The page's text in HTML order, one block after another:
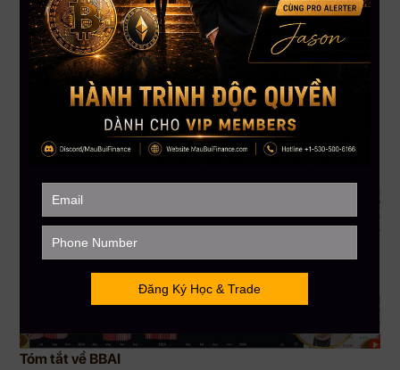
lên nếu có catalyst mạnh.
Chiến lược giao dịch:
Nếu giá giữ vững 0.60 USD và xuất hiện mô hình đảo
chiều, có thể cân nhắc bắt đáy.
Nếu có tin tức tích cực, giá có thể bật mạnh, nhưng cần
theo dõi momentum.
Không nên kỳ vọng 3 USD trừ khi có tin tức cực mạnh
hỗ trợ.
Tóm tắt về BBAI